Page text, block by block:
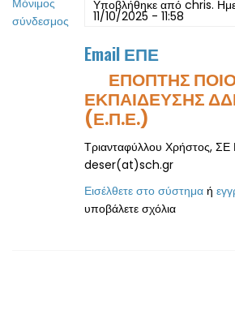
Μόνιμος
σύνδεσμος
Υποβλήθηκε από chris.
11/10/2025 - 11:58
Email ΕΠΕ
ΕΠΟΠΤΗΣ
ΕΚΠΑΙΔΕΥΣΗΣ
(Ε.Π.Ε.)
Τριανταφύλλου Χρήστος,
deser(at)sch.gr
Εισέλθετε στο σύστημαή
υποβάλετε σχόλια